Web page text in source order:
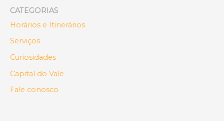
CATEGORIAS
Horários e Itinerários
Serviços
Curiosidades
Capital do Vale
Fale conosco